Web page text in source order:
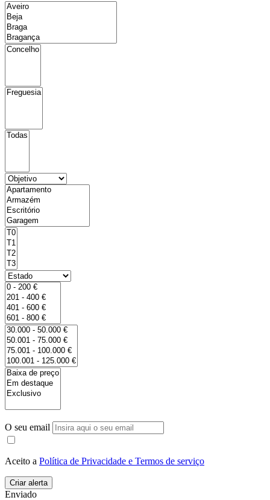
O seu email
Aceito a Política de Privacidade e Termos de serviço
Enviado